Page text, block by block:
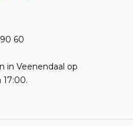
60
in Veenendaal op